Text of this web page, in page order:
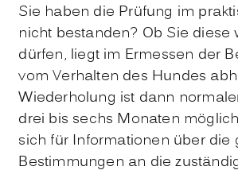
Sie haben die Prüfung im
nicht bestanden? Ob Sie diese
dürfen, liegt im Ermessen der
vom Verhalten des Hundes
Wiederholung ist dann
drei bis sechs Monaten
sich für Informationen über die
Bestimmungen an die